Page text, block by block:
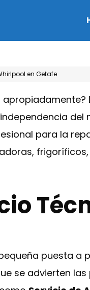
en Getafe
para la
puesta
se advierten